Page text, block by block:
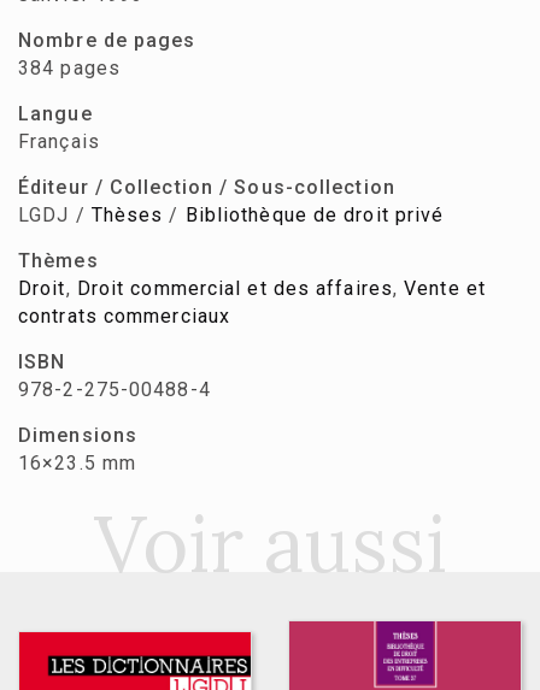
Nombre de pages
384 pages
Langue
Français
Éditeur / Collection / Sous-collection
LGDJ / Thèses / Bibliothèque de droit privé
Thèmes
Droit, Droit commercial et des affaires,Vente et
contrats commerciaux
ISBN
978-2-275-00488-4
Dimensions
16×23.5 mm
Voir aussi